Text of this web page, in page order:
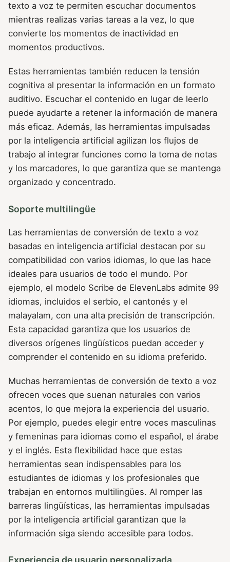
texto a voz te permiten escuchar documentos
mientras realizas varias tareas a la vez, lo que
convierte los momentos de inactividad en
momentos productivos.
Estas herramientas también reducen la tensión
cognitiva al presentar la información en un formato
auditivo. Escuchar el contenido en lugar de leerlo
puede ayudarte a retener la información de manera
más eficaz. Además, las herramientas impulsadas
por la inteligencia artificial agilizan los flujos de
trabajo al integrar funciones como la toma de notas
y los marcadores, lo que garantiza que se mantenga
organizado y concentrado.
Soporte multilingüe
Las herramientas de conversión de texto a voz
basadas en inteligencia artificial destacan por su
compatibilidad con varios idiomas, lo que las hace
ideales para usuarios de todo el mundo. Por
ejemplo, el modelo Scribe de ElevenLabs admite 99
idiomas, incluidos el serbio, el cantonés y el
malayalam, con una alta precisión de transcripción.
Esta capacidad garantiza que los usuarios de
diversos orígenes lingüísticos puedan acceder y
comprender el contenido en su idioma preferido.
Muchas herramientas de conversión de texto a voz
ofrecen voces que suenan naturales con varios
acentos, lo que mejora la experiencia del usuario.
Por ejemplo, puedes elegir entre voces masculinas
y femeninas para idiomas como el español, el árabe
y el inglés. Esta flexibilidad hace que estas
herramientas sean indispensables para los
estudiantes de idiomas y los profesionales que
trabajan en entornos multilingües. Al romper las
barreras lingüísticas, las herramientas impulsadas
por la inteligencia artificial garantizan que la
información siga siendo accesible para todos.